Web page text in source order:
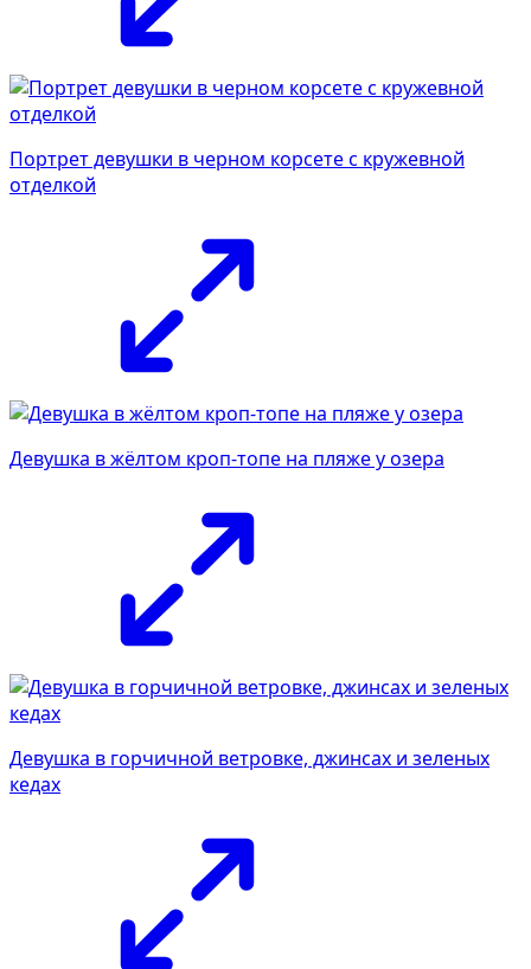
Портрет девушки в черном корсете с кружевной
отделкой
Девушка в жёлтом кроп-топе на пляже у озера
Девушка в горчичной ветровке, джинсах и зеленых
кедах